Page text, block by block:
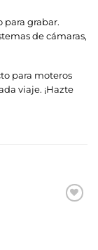
para grabar.
de cámaras,
para moteros
viaje. ¡Hazte